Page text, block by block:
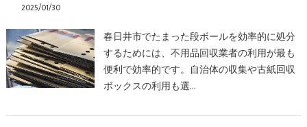
2025/01/30
春日井市でたまった段ボールを効率的に処分
するためには、不用品回収業者の利用が最も
便利で効率的です。自治体の収集や古紙回収
ボックスの利用も選…